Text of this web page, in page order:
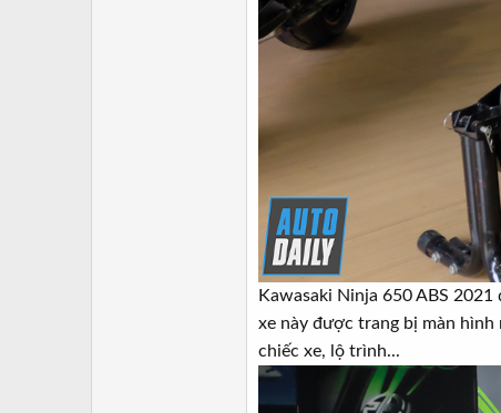
Kawasaki Ninja 650 ABS
xe này được trang bị màn
chiếc xe, lộ trình...